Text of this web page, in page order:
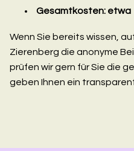
Gesamtkosten: etwa
Wenn Sie bereits wissen,
Zierenberg die anonyme
prüfen wir gern für Sie die
geben Ihnen ein